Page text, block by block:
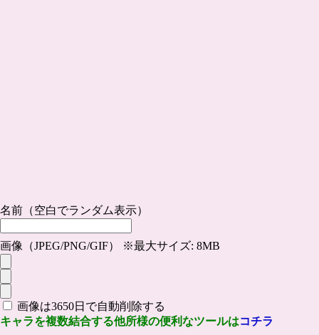
名前（空白でランダム表示）
画像（JPEG/PNG/GIF） ※最大サイズ: 8MB
画像は3650日で自動削除する
キャラを複数結合する他所様の便利なツールはコチラ